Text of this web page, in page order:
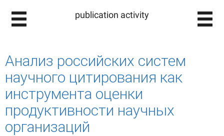
publication activity
Анализ российских систем
научного цитирования как
инструмента оценки
продуктивности научных
организаций